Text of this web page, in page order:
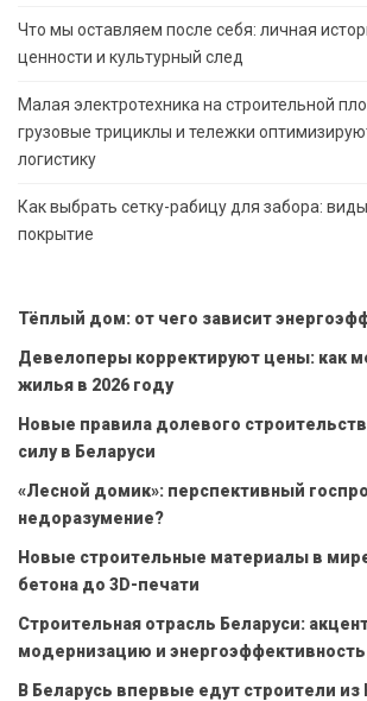
Что мы оставляем после себя: личная
ценности и культурный след
Малая электротехника на строительной
грузовые трициклы и тележки
логистику
Как выбрать сетку-рабицу для забора:
покрытие
Тёплый дом: от чего зависит
Девелоперы корректируют цены: как
жилья в 2026 году
Новые правила долевого
силу в Беларуси
«Лесной домик»: перспективный
недоразумение?
Новые строительные материалы в
бетона до 3D-печати
Строительная отрасль Беларуси:
модернизацию и энергоэффективность
В Беларусь впервые едут строители из